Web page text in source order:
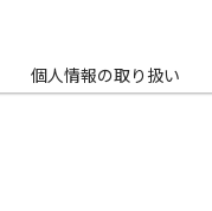
個⼈情報の取り扱い